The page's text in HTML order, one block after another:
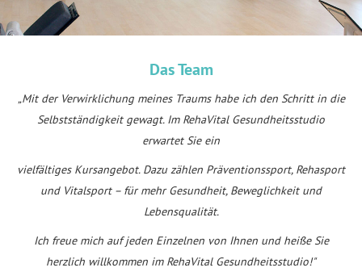
Das Team
„Mit der Verwirklichung meines Traums habe ich den Schritt in die
Selbstständigkeit gewagt. Im RehaVital Gesundheitsstudio
erwartet Sie ein
vielfältiges Kursangebot. Dazu zählen Präventionssport, Rehasport
und Vitalsport – für mehr Gesundheit, Beweglichkeit und
Lebensqualität.
Ich freue mich auf jeden Einzelnen von Ihnen und heiße Sie
herzlich willkommen im RehaVital Gesundheitsstudio!"